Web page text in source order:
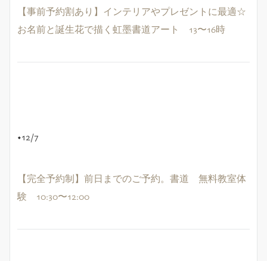
【事前予約割あり】インテリアやプレゼントに最適☆
お名前と誕生花で描く虹墨書道アート 13〜16時
◆12/7
【完全予約制】前日までのご予約。書道 無料教室体
験 10:30〜12:00